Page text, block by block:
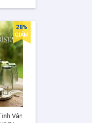
Vân
28%
GIẢM